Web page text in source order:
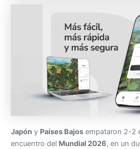
Japón y Países Bajos empataron 2-2
encuentro del Mundial 2026, en un